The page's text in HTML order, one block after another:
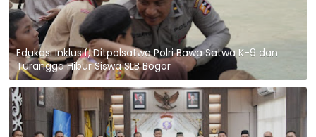
Edukasi Inklusif, Ditpolsatwa Polri Bawa Satwa K-9 dan
Turangga Hibur Siswa SLB Bogor